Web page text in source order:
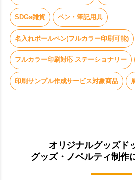
SDGs雑貨 ペン・筆記用具
名入れボールペン(フルカラー印刷可能)
フルカラー印刷対応 ステーショナリー
印刷サンプル作成サービス対象商品
オリジナルグッズド
グッズ・ノベルティ制作